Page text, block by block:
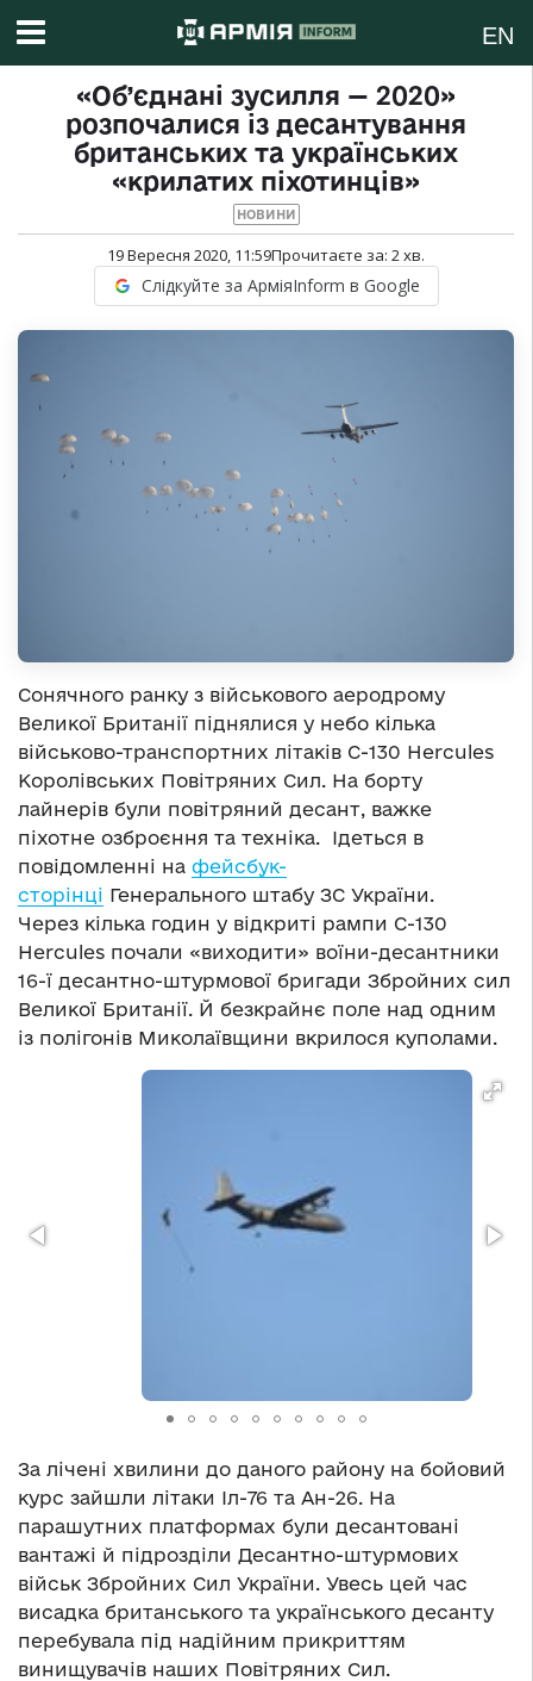
EN
«Об’єднані зусилля — 2020»
розпочалися із десантування
британських та українських
«крилатих піхотинців»
НОВИНИ
19 Вересня 2020, 11:59Прочитаєте за: 2хв.
Слідкуйте за АрміяInform в Google
Сонячного ранку з військового аеродрому
Великої Британії піднялися у небо кілька
військово-транспортних літаків C-130 Hercules
Королівських Повітряних Сил. На борту
лайнерів були повітряний десант, важке
піхотне озброєння та техніка. Ідеться в
повідомленні на фейсбук-
сторінці Генерального штабу ЗС України.
Через кілька годин у відкриті рампи C-130
Hercules почали «виходити» воїни-десантники
16-ї десантно-штурмової бригади Збройних сил
Великої Британії. Й безкрайнє поле над одним
із полігонів Миколаївщини вкрилося куполами.
За лічені хвилини до даного району на бойовий
курс зайшли літаки Іл-76 та Ан-26. На
парашутних платформах були десантовані
вантажі й підрозділи Десантно-штурмових
військ Збройних Сил України. Увесь цей час
висадка британського та українського десанту
перебувала під надійним прикриттям
винищувачів наших Повітряних Сил.